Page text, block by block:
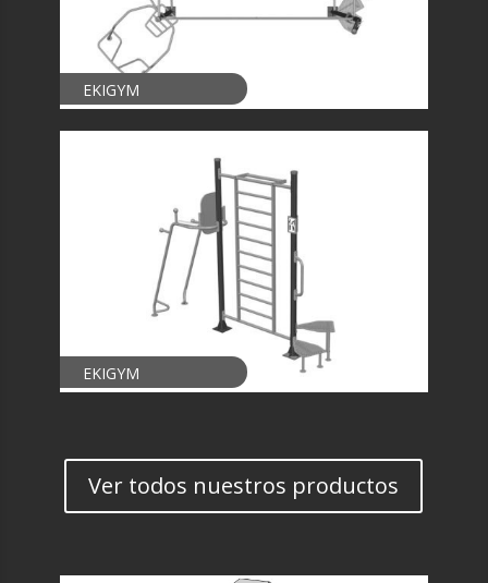
EKIGYM
EKIGYM
Ver todos nuestros productos